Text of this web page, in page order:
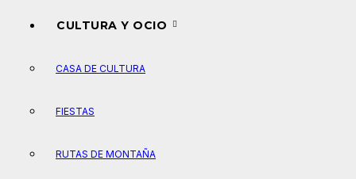
CULTURA Y OCIO
CASA DE CULTURA
FIESTAS
RUTAS DE MONTAÑA